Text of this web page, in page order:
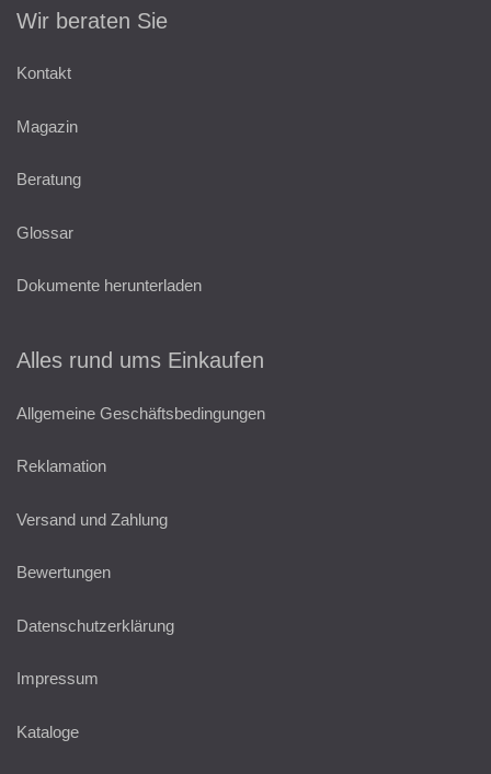
Wir beraten Sie
Kontakt
Magazin
Beratung
Glossar
Dokumente herunterladen
Alles rund ums Einkaufen
Allgemeine Geschäftsbedingungen
Reklamation
Versand und Zahlung
Bewertungen
Datenschutzerklärung
Impressum
Kataloge